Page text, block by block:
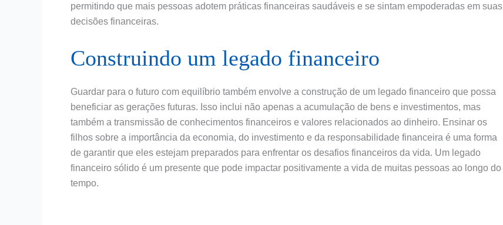
permitindo que mais pessoas adotem práticas financeiras saudáveis e se sintam empoderadas em suas
decisões financeiras.
Construindo um legado financeiro
Guardar para o futuro com equilíbrio também envolve a construção de um legado financeiro que possa
beneficiar as gerações futuras. Isso inclui não apenas a acumulação de bens e investimentos, mas
também a transmissão de conhecimentos financeiros e valores relacionados ao dinheiro. Ensinar os
filhos sobre a importância da economia, do investimento e da responsabilidade financeira é uma forma
de garantir que eles estejam preparados para enfrentar os desafios financeiros da vida. Um legado
financeiro sólido é um presente que pode impactar positivamente a vida de muitas pessoas ao longo do
tempo.